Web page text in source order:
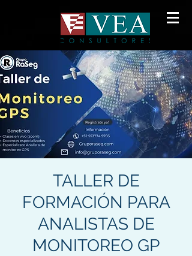
TALLER DE
FORMACIÓN PARA
ANALISTAS DE
MONITOREO GP